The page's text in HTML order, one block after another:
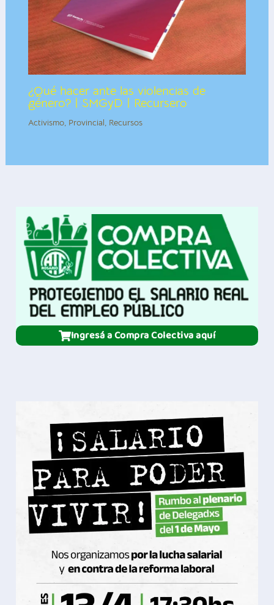
¿Qué hacer ante las violencias de
género? | SMGyD | Recursero
Activismo, Provincial, Recursos
Ingresá a Compra Colectiva aquí